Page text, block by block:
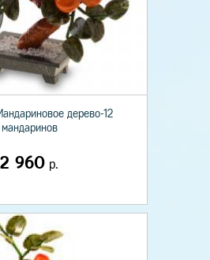
дерево-12
мандаринов
2 960 р.